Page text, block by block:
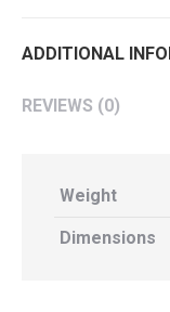
ADDITIONAL
REVIEWS (0)
Weight
Dimensions